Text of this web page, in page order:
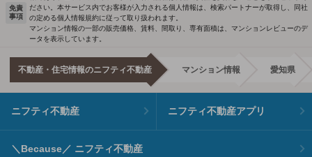
免責
事項
ださい。本サービス内でお客様が入力される個人情報は、検索パートナーが取得し、同社
の定める個人情報規約に従って取り扱われます。
マンション情報の一部の販売価格、賃料、間取り、専有面積は、マンションレビューのデ
ータを表示しています。
不動産・住宅情報のニフティ不動産 マンション情報 愛知県
ニフティ不動産 ニフティ不動産アプリ
＼Because／ ニフティ不動産